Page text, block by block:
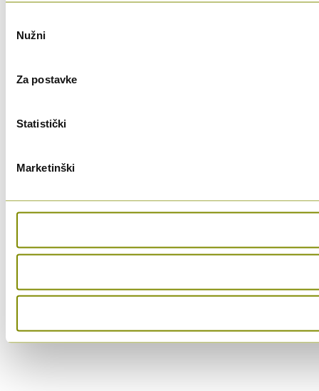
pristanka
Nužni
Za postavke
Statistički
Marketinški